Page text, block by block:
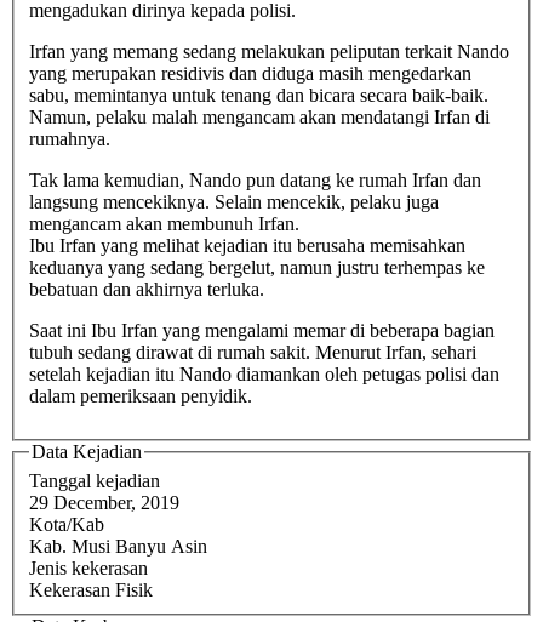
mengadukan dirinya kepada polisi.
Irfan yang memang sedang melakukan peliputan terkait Nando
yang merupakan residivis dan diduga masih mengedarkan
sabu, memintanya untuk tenang dan bicara secara baik-baik.
Namun, pelaku malah mengancam akan mendatangi Irfan di
rumahnya.
Tak lama kemudian, Nando pun datang ke rumah Irfan dan
langsung mencekiknya. Selain mencekik, pelaku juga
mengancam akan membunuh Irfan.
Ibu Irfan yang melihat kejadian itu berusaha memisahkan
keduanya yang sedang bergelut, namun justru terhempas ke
bebatuan dan akhirnya terluka.
Saat ini Ibu Irfan yang mengalami memar di beberapa bagian
tubuh sedang dirawat di rumah sakit. Menurut Irfan, sehari
setelah kejadian itu Nando diamankan oleh petugas polisi dan
dalam pemeriksaan penyidik.
Data Kejadian
Tanggal kejadian
29 December, 2019
Kota/Kab
Kab. Musi Banyu Asin
Jenis kekerasan
Kekerasan Fisik